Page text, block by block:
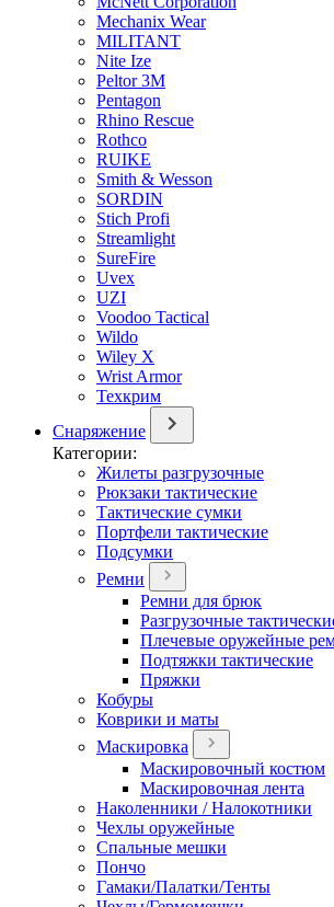
Mechanix Wear
MILITANT
Nite Ize
Peltor 3M
Pentagon
Rhino Rescue
Rothco
RUIKE
Smith & Wesson
SORDIN
Stich Profi
Streamlight
SureFire
Uvex
UZI
Voodoo Tactical
Wildo
Wiley X
Wrist Armor
Техкрим
Снаряжение
Категории:
Жилеты разгрузочные
Рюкзаки тактические
Тактические сумки
Портфели тактические
Подсумки
Ремни
Ремни для брюк
Разгрузочные
Плечевые оружейные
Подтяжки тактические
Пряжки
Кобуры
Коврики и маты
Маскировка
Маскировочный костюм
Маскировочная лента
Наколенники / Налокотники
Чехлы оружейные
Спальные мешки
Пончо
Гамаки/Палатки/Тенты